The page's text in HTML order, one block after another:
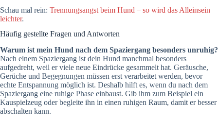
Schau mal rein: Trennungsangst beim Hund – so wird das Alleinsein
leichter.
Häufig gestellte Fragen und Antworten
Warum ist mein Hund nach dem Spaziergang besonders unruhig?
Nach einem Spaziergang ist dein Hund manchmal besonders
aufgedreht, weil er viele neue Eindrücke gesammelt hat. Geräusche,
Gerüche und Begegnungen müssen erst verarbeitet werden, bevor
echte Entspannung möglich ist. Deshalb hilft es, wenn du nach dem
Spaziergang eine ruhige Phase einbaust. Gib ihm zum Beispiel ein
Kauspielzeug oder begleite ihn in einen ruhigen Raum, damit er besser
abschalten kann.